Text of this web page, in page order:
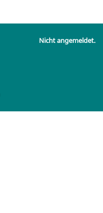
Nicht angemeldet.